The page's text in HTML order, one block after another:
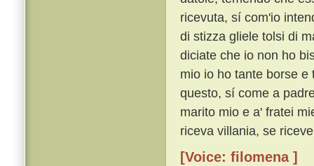
ricevuta, sí com'io
di stizza gliele tolsi di
diciate che io non ho
mio io ho tante borse
questo, sí come a
marito mio e a' fratei
riceva villania, se
[Voice: filomena ]